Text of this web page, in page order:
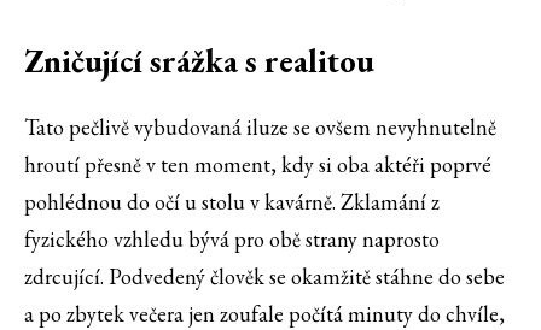
Zničující srážka s realitou
Tato pečlivě vybudovaná iluze se ovšem nevyhnutelně
hroutí přesně v ten moment, kdy si oba aktéři poprvé
pohlédnou do očí u stolu v kavárně. Zklamání z
fyzického vzhledu bývá pro obě strany naprosto
zdrcující. Podvedený člověk se okamžitě stáhne do sebe
a po zbytek večera jen zoufale počítá minuty do chvíle,